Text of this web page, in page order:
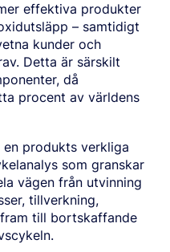
STÅNG)
STÅNG
RÖR
OCH RÖR
CENTER
ÄMNEN
ÅTERVUNNET
ÖVERVAKNING
UTVECKLING
INOM SPECIALSTÅL
Suomi
effektiva produkter
– samtidigt
kunder och
Detta är särskilt
då
procent av världens
produkts verkliga
som granskar
vägen från utvinning
tillverkning,
till bortskaffande